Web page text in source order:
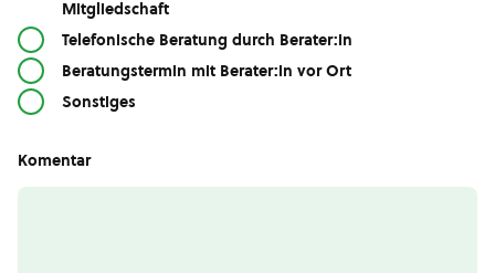
Mitgliedschaft
Telefonische Beratung durch Berater:in
Beratungstermin mit Berater:in vor Ort
Sonstiges
Komentar